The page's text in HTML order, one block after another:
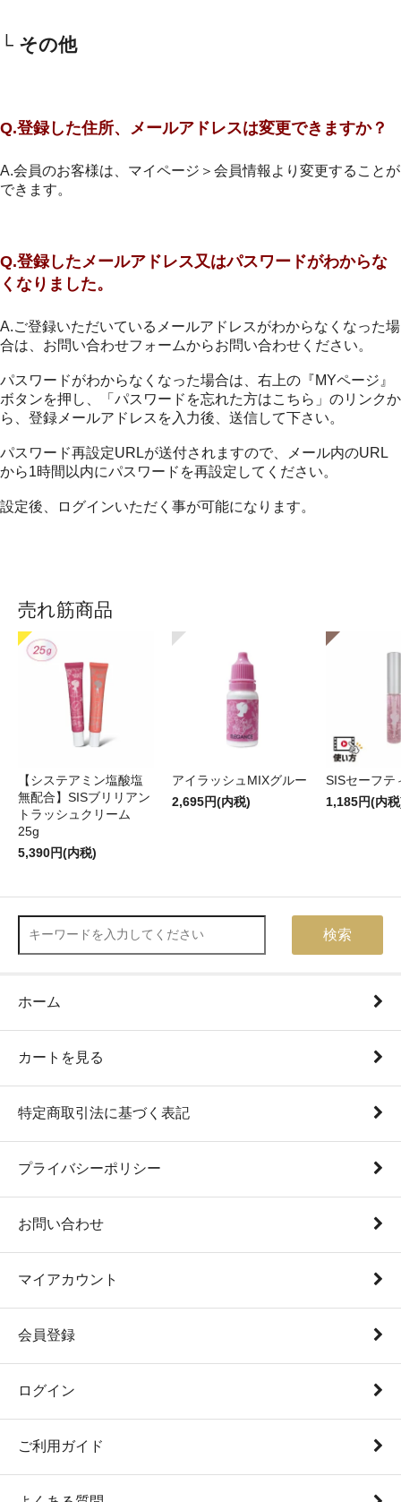
└ その他
Q.登録した住所、メールアドレスは変更できますか？
A.会員のお客様は、マイページ＞会員情報より変更することが
できます。
Q.登録したメールアドレス又はパスワードがわからな
くなりました。
A.ご登録いただいているメールアドレスがわからなくなった場
合は、お問い合わせフォームからお問い合わせください。
パスワードがわからなくなった場合は、右上の『MYページ』
ボタンを押し、「パスワードを忘れた方はこちら」のリンクか
ら、登録メールアドレスを入力後、送信して下さい。
パスワード再設定URLが送付されますので、メール内のURL
から1時間以内にパスワードを再設定してください。
設定後、ログインいただく事が可能になります。
売れ筋商品
【システアミン塩酸塩
無配合】SISブリリアン
トラッシュクリーム
25g
5,390円(内税)
アイラッシュMIXグルー
2,695円(内税)
SISセーフテ
1,185円(内
検索
ホーム
カートを見る
特定商取引法に基づく表記
プライバシーポリシー
お問い合わせ
マイアカウント
会員登録
ログイン
ご利用ガイド